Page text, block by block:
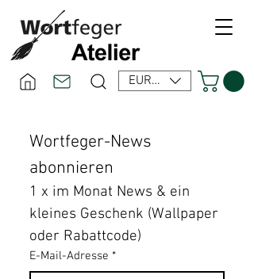
EUR (€)
Wortfeger-News
abonnieren
1 x im Monat News & ein
kleines Geschenk (Wallpaper
oder Rabattcode)
E-Mail-Adresse *